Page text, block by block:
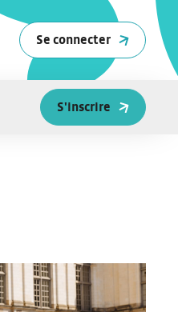
Se connecter
S'inscrire